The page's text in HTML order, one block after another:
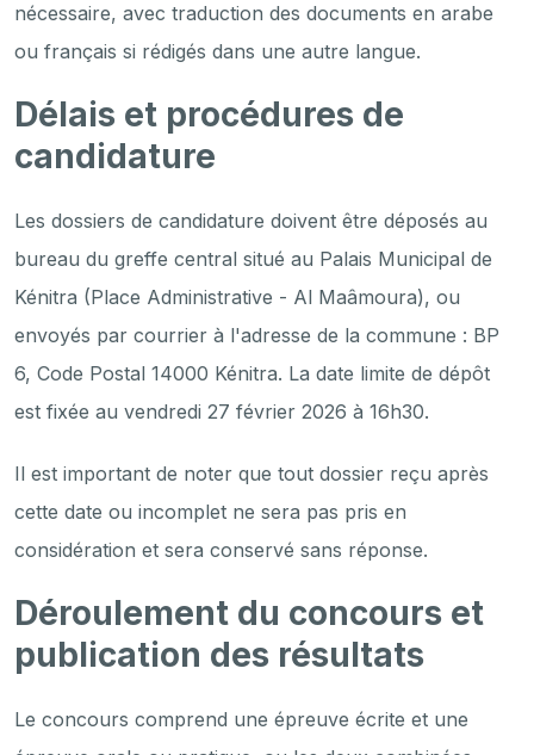
nécessaire, avec traduction des documents en arabe
ou français si rédigés dans une autre langue.
Délais et procédures de
candidature
Les dossiers de candidature doivent être déposés au
bureau du greffe central situé au Palais Municipal de
Kénitra (Place Administrative - Al Maâmoura), ou
envoyés par courrier à l'adresse de la commune : BP
6, Code Postal 14000 Kénitra. La date limite de dépôt
est fixée au vendredi 27 février 2026 à 16h30.
Il est important de noter que tout dossier reçu après
cette date ou incomplet ne sera pas pris en
considération et sera conservé sans réponse.
Déroulement du concours et
publication des résultats
Le concours comprend une épreuve écrite et une